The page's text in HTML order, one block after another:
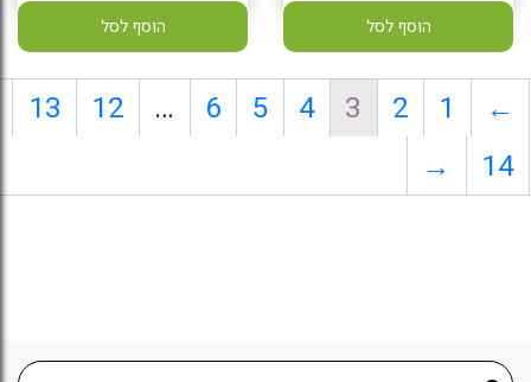
הוסף לסל הוסף לסל
←
1
2
3
4
5
6
…
12
13
14
→